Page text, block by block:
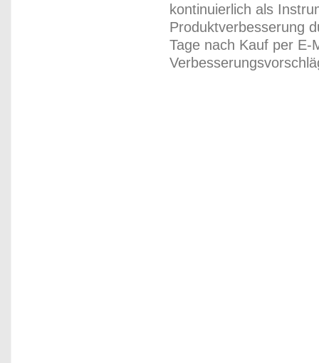
kontinuierlich als
Produktverbesserung
Tage nach Kauf per E-